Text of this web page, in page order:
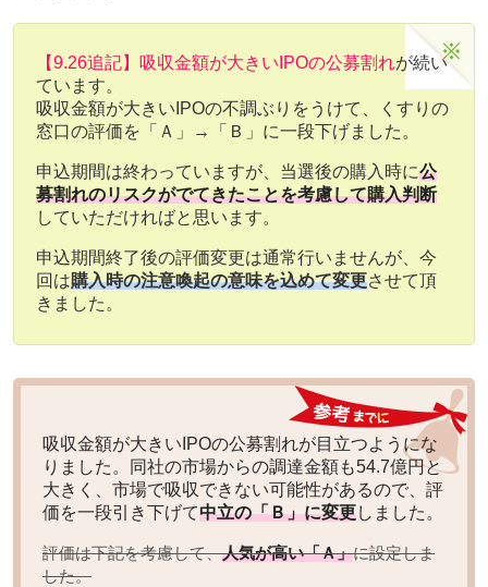
【9.26追記】吸収金額が大きいIPOの公募割れが続い
ています。
吸収金額が大きいIPOの不調ぶりをうけて、くすりの
窓口の評価を「Ａ」→「Ｂ」に一段下げました。
申込期間は終わっていますが、当選後の購入時に公
募割れのリスクがでてきたことを考慮して購入判断
していただければと思います。
申込期間終了後の評価変更は通常行いませんが、今
回は購入時の注意喚起の意味を込めて変更させて頂
きました。
吸収金額が大きいIPOの公募割れが目立つようにな
りました。同社の市場からの調達金額も54.7億円と
大きく、市場で吸収できない可能性があるので、評
価を一段引き下げて中立の「Ｂ」に変更しました。
評価は下記を考慮して、人気が高い「Ａ」に設定しま
した。